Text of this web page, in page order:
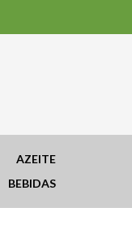
AZEITE
BEBIDAS